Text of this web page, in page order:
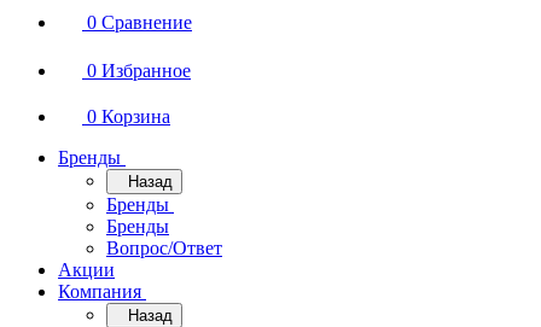
0 Сравнение
0 Избранное
0 Корзина
Бренды
Назад
Бренды
Бренды
Вопрос/Ответ
Акции
Компания
Назад